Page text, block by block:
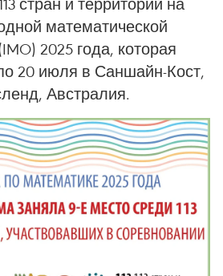
математической
2025 года, которая
20 июля в Саншайн-Кост,
Австралия.